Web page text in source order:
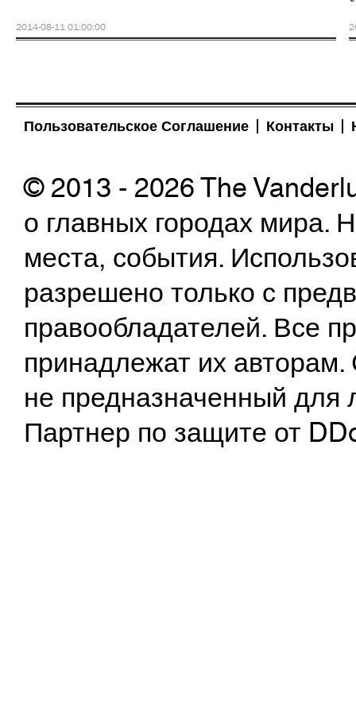
2014-08-11 01:00:00
Пользовательское Соглашение Контакты
© 2013 - 2026 The
о главных городах
места, события.
разрешено только с
правообладателей. Все
принадлежат их
не предназначенный
Партнер по защите от